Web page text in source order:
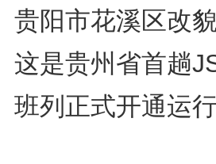
贵阳市花溪区改
这是贵州省首趟
班列正式开通运行